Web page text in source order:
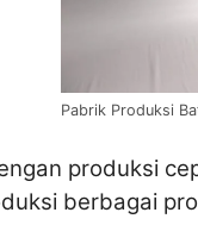
Pabrik Produksi
produksi
berbagai